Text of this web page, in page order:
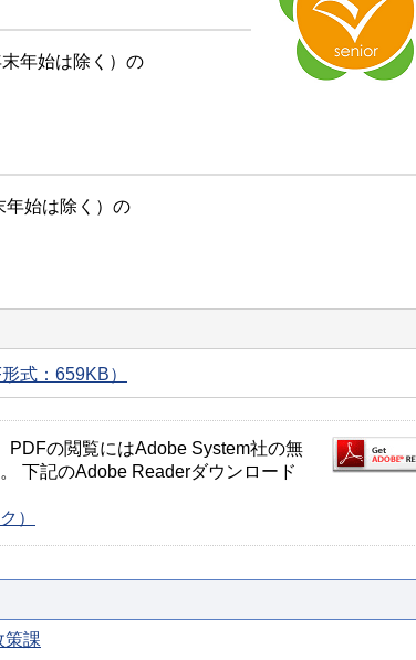
年始は除く）の
年始は除く）の
式：659KB）
PDFの閲覧にはAdobe System社の無
下記のAdobe Readerダウンロード
）
策課